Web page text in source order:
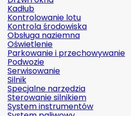
Kadłub
Kontrolowanie lotu
Kontrola środowiska
Obsługa naziemna
Oświetlenie
Parkowanie i przechowywanie
Podwozie
Serwisowanie
Silnik
Specjalne narzędzia
Sterowanie silnikiem
System instrumentów